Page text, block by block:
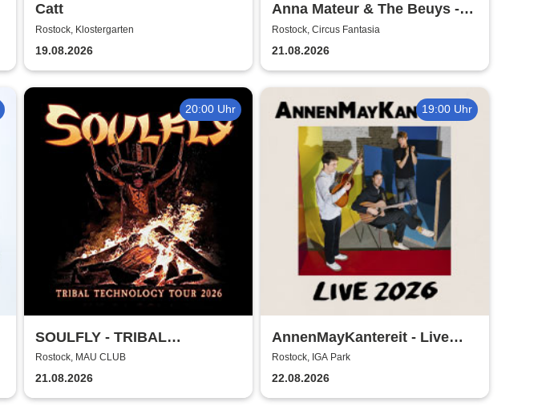
Catt
Rostock, Klostergarten
19.08.2026
Anna Mateur & The Beuys -
Kaoshüter
Rostock, Circus Fantasia
21.08.2026
20:00 Uhr
SOULFLY - TRIBAL
TECHNOLOGY TOUR 2026
Rostock, MAU CLUB
21.08.2026
19:00 Uhr
AnnenMayKantereit - Live
2026
Rostock, IGA Park
22.08.2026